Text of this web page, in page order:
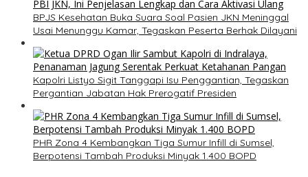
BPJS Kesehatan Buka Suara Soal Pasien JKN Meninggal
Usai Menunggu Kamar, Tegaskan Peserta Berhak Dilayani
Kapolri Listyo Sigit Tanggapi Isu Penggantian, Tegaskan
Pergantian Jabatan Hak Prerogatif Presiden
PHR Zona 4 Kembangkan Tiga Sumur Infill di Sumsel,
Berpotensi Tambah Produksi Minyak 1.400 BOPD